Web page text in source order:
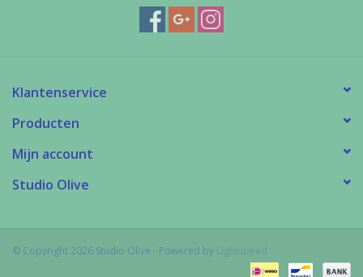
Klantenservice
Producten
Mijn account
Studio Olive
© Copyright 2026 Studio Olive - Powered by Lightspeed